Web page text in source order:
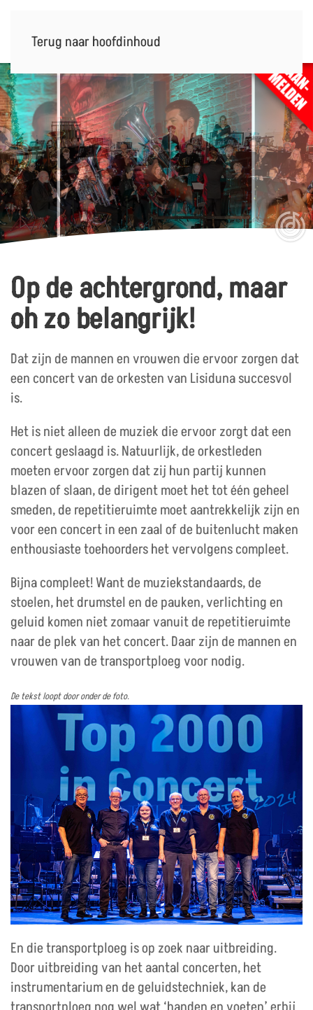
Terug naar hoofdinhoud
Op de achtergrond, maar
oh zo belangrijk!
Dat zijn de mannen en vrouwen die ervoor zorgen dat
een concert van de orkesten van Lisiduna succesvol
is.
Het is niet alleen de muziek die ervoor zorgt dat een
concert geslaagd is. Natuurlijk, de orkestleden
moeten ervoor zorgen dat zij hun partij kunnen
blazen of slaan, de dirigent moet het tot één geheel
smeden, de repetitieruimte moet aantrekkelijk zijn en
voor een concert in een zaal of de buitenlucht maken
enthousiaste toehoorders het vervolgens compleet.
Bijna compleet! Want de muziekstandaards, de
stoelen, het drumstel en de pauken, verlichting en
geluid komen niet zomaar vanuit de repetitieruimte
naar de plek van het concert. Daar zijn de mannen en
vrouwen van de transportploeg voor nodig.
De tekst loopt door onder de foto.
En die transportploeg is op zoek naar uitbreiding.
Door uitbreiding van het aantal concerten, het
instrumentarium en de geluidstechniek, kan de